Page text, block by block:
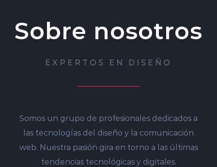
Sobre nosotros
EXPERTOS EN DISEÑO
Somos un grupo de profesionales dedicados a
las tecnologías del diseño y la comunicación
web. Nuestra pasión gira en torno a las últimas
tendencias tecnológicas y digitales.